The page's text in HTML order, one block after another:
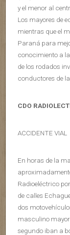
y el menor al
Los mayores de
mientras que el
Paraná para
conocimiento a
de los rodados
conductores de
CDO
ACCIDENTE VIAL
En horas de la
Radioeléctrico
de calles
dos
masculino
segundo iban a